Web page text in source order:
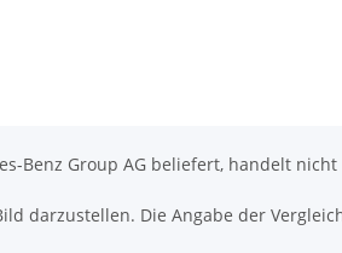
Benz Group AG beliefert, handelt
darzustellen. Die Angabe der